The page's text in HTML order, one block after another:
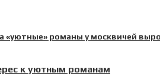
к уютным романам